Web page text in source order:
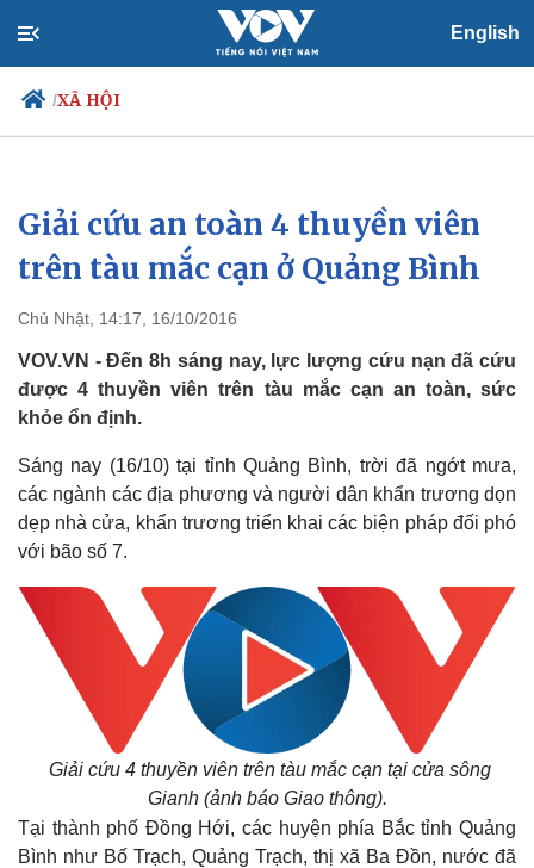
English
/XÃ HỘI
Chính trị
Đảng
Tổ chức nhân sự
Nhận diện sự thật
Xã hội
Tin 24h
Dự báo thời tiết
Việc làm
Biển đảo
Giải cứu an toàn 4 thuyền viên
trên tàu mắc cạn ở Quảng Bình
Chủ Nhật, 14:17, 16/10/2016
VOV.VN - Đến 8h sáng nay, lực lượng cứu nạn đã cứu
được 4 thuyền viên trên tàu mắc cạn an toàn, sức
khỏe ổn định.
Sáng nay (16/10) tại tỉnh Quảng Bình, trời đã ngớt mưa,
các ngành các địa phương và người dân khẩn trương dọn
dẹp nhà cửa, khẩn trương triển khai các biện pháp đối phó
với bão số 7.
Giải cứu 4 thuyền viên trên tàu mắc cạn tại cửa sông
Gianh (ảnh báo Giao thông).
Tại thành phố Đồng Hới, các huyện phía Bắc tỉnh Quảng
Bình như Bố Trạch, Quảng Trạch, thị xã Ba Đồn, nước đã